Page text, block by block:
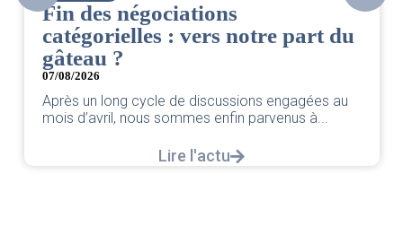
Fin des négociations
catégorielles : vers notre part du
gâteau ?
07/08/2026
Après un long cycle de discussions engagées au
mois d’avril, nous sommes enfin parvenus à...
Lire l'actu